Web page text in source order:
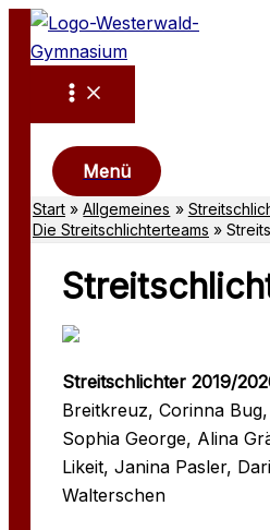
Zum
Inhalt
springen
Menü
Start Allgemeines
Die Streitschlichterteams
Streitschlichter 2019/
Breitkreuz, Corinna
Sophia George, Alina
Likeit, Janina Pasler,
Walterschen